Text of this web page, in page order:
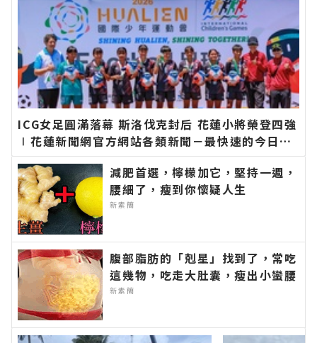
ICG女足圓滿落幕 斯洛伐克封后 花蓮小將榮登四強
∣花蓮新聞網官方網站各類新聞－最快速的今日新
聞報導 最新的在地資訊！
減肥首選，檸檬加它，堅持一週，
腰細了，瘦到你懷疑人生
新素簡
腹部脂肪的「剋星」找到了，常吃
這幾物，吃走大肚囊，瘦出小蠻腰
新素簡